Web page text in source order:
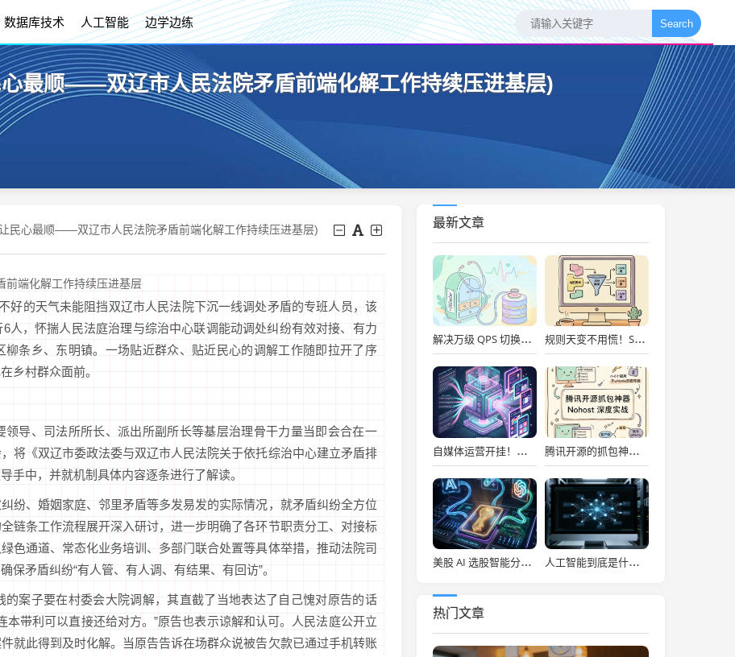
数据库技术 人工智能 边学边练 Search
最顺——双辽市人民法院矛盾前端化解工作持续压进基层)
民心最顺——双辽市人民法院矛盾前端化解工作持续压进基层)
端化解工作持续压进基层
好的天气未能阻挡双辽市人民法院下沉一线调处矛盾的专班人员，该
人，怀揣人民法庭治理与综治中心联调能动调处纠纷有效对接、有力
条乡、东明镇。一场贴近群众、贴近民心的调解工作随即拉开了序
乡村群众面前。
导、司法所所长、派出所副所长等基层治理骨干力量当即会合在一
将《双辽市委政法委与双辽市人民法院关于依托综治中心建立矛盾排
手中，并就机制具体内容逐条进行了解读。
纷、婚姻家庭、邻里矛盾等多发易发的实际情况，就矛盾纠纷全方位
链条工作流程展开深入研讨，进一步明确了各环节职责分工、对接标
色通道、常态化业务培训、多部门联合处置等具体举措，推动法院司
矛盾纠纷“有人管、有人调、有结果、有回访”。
案子要在村委会大院调解，其直截了当地表达了自己愧对原告的话
本带利可以直接还给对方。”原告也表示谅解和认可。人民法庭公开立
就此得到及时化解。当原告告诉在场群众说被告欠款已通过手机转账
最新文章
解决万级 QPS 切换抖动！开源 DBDoctor 实战：内核级数据库性能洞察与慢 SQL 自动优化 规则天变不用慌！Spring Boot + Groovy 动态脚本实战：秒级上线、Metaspace防爆舱与安全沙箱治理
自媒体运营开挂！吹爆宝玉老师自媒体提效神器，小红书信息图、幻灯片一键秒级生成！ 腾讯开源的抓包神器，让前端彻底告别频繁切环境的噩梦！
美股 AI 选股智能分析系统，每日决策仪表盘自动推送！ 人工智能到底是什么(“人工智能”该叫啥？)
热门文章